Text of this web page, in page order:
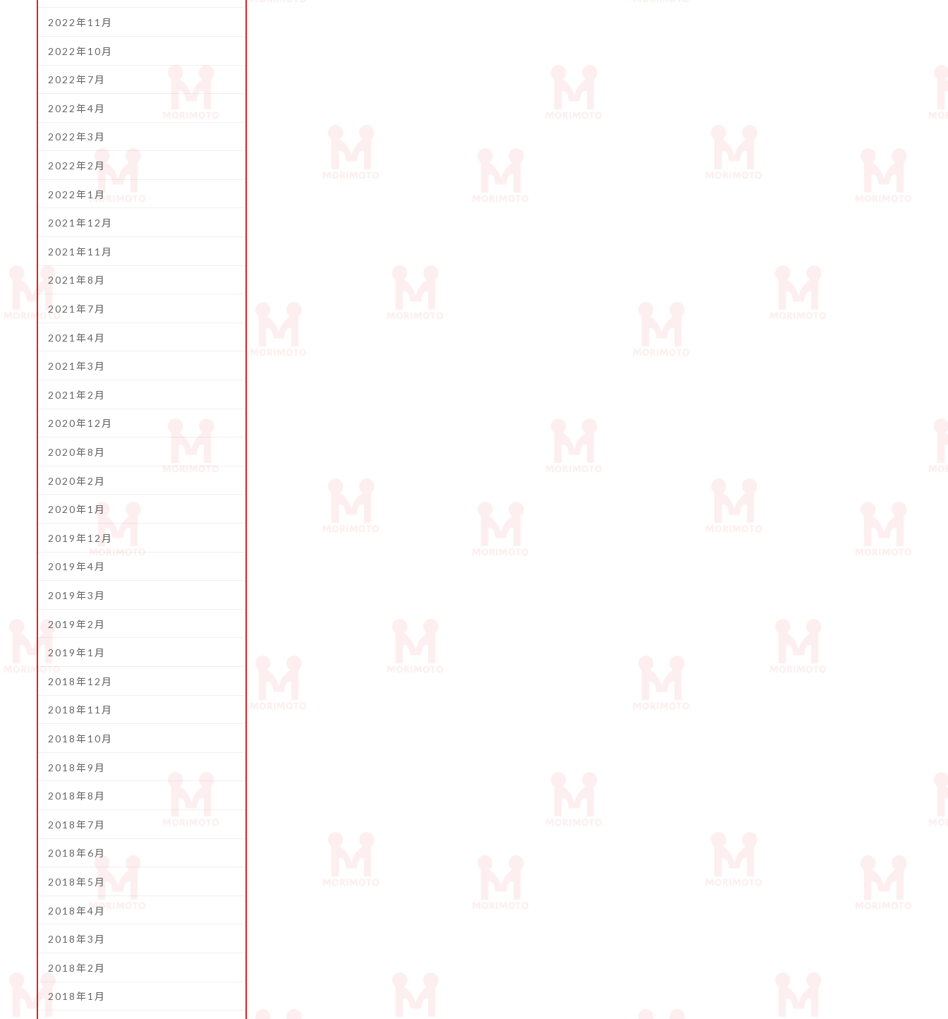
2022年11月
2022年10月
2022年7月
2022年4月
2022年3月
2022年2月
2022年1月
2021年12月
2021年11月
2021年8月
2021年7月
2021年4月
2021年3月
2021年2月
2020年12月
2020年8月
2020年2月
2020年1月
2019年12月
2019年4月
2019年3月
2019年2月
2019年1月
2018年12月
2018年11月
2018年10月
2018年9月
2018年8月
2018年7月
2018年6月
2018年5月
2018年4月
2018年3月
2018年2月
2018年1月